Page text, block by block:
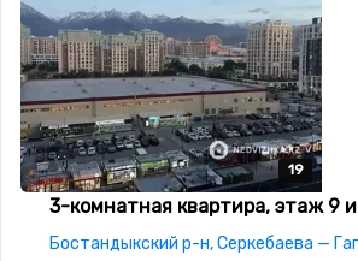
19
19
19
19
19
3-комнатная квартира, этаж 9
Бостандыкский р-н, Серкебаева —